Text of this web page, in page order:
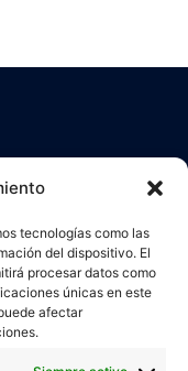
tecnologías como las
del dispositivo. El
procesar datos como
únicas en este
afectar